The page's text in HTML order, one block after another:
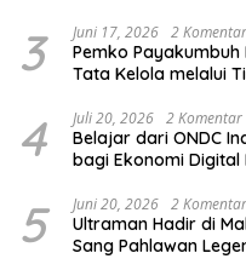
3 Juni 17, 2026 2 Komentar
Pemko
Tata Kelola melalui
4 Juli 20, 2026 2 Komentar
Belajar dari ONDC
bagi Ekonomi Digital
5 Juni 20, 2026 2 Komentar
Ultraman Hadir di
Sang Pahlawan